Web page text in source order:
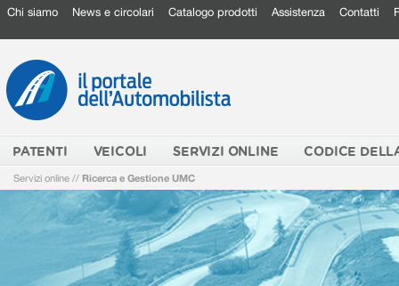
Chi siamo News e circolari Catalogo prodotti Assistenza Contatti
PATENTI VEICOLI SERVIZI ONLINE CODICE
Servizi online // Ricerca e Gestione UMC